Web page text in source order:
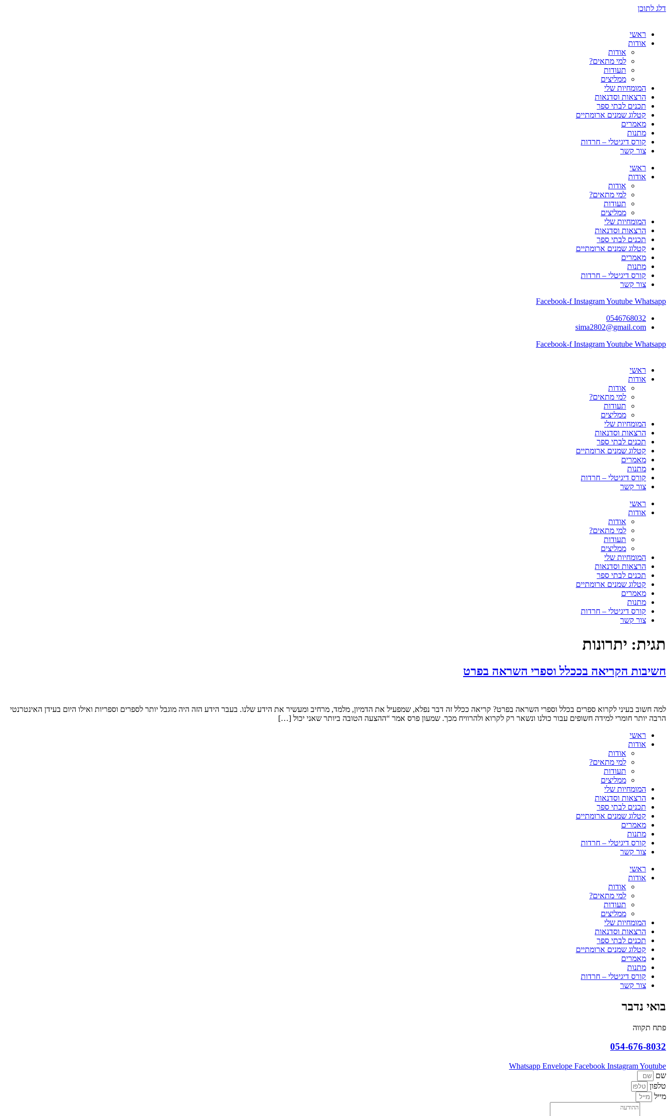
דלג לתוכן
ראשי
אודות
אודות
למי מתאים?
תעודות
ממליצים
המומחיות שלי
הרצאות וסדנאות
תכנים לבתי ספר
קטלוג שמנים ארומתיים
מאמרים
מתנות
קורס דיגיטלי – חרדות
צור קשר
ראשי
אודות
אודות
למי מתאים?
תעודות
ממליצים
המומחיות שלי
הרצאות וסדנאות
תכנים לבתי ספר
קטלוג שמנים ארומתיים
מאמרים
מתנות
קורס דיגיטלי – חרדות
צור קשר
Facebook-f InstagramYoutube Whatsapp
0546768032
sima2802@gmail.com
Facebook-f InstagramYoutube Whatsapp
ראשי
אודות
אודות
למי מתאים?
תעודות
ממליצים
המומחיות שלי
הרצאות וסדנאות
תכנים לבתי ספר
קטלוג שמנים ארומתיים
מאמרים
מתנות
קורס דיגיטלי – חרדות
צור קשר
ראשי
אודות
אודות
למי מתאים?
תעודות
ממליצים
המומחיות שלי
הרצאות וסדנאות
תכנים לבתי ספר
קטלוג שמנים ארומתיים
מאמרים
מתנות
קורס דיגיטלי – חרדות
צור קשר
תגית: יתרונות
חשיבות הקריאה בככלל וספרי השראה בפרט
למה חשוב בעיני לקרוא ספרים בכלל וספרי השראה בפרט? קריאה ככלל זה דבר נפלא, שמפעיל את הדמיון, מלמד, מרחיב ומעשיר את הידע שלנו. בעבר הידע הזה היה מוגבל יותר לספרים וספריות ואילו היום בעידן האינטרנטי
הרבה יותר חומרי למידה חשופים עבור כולנו ונשאר רק לקרוא ולהרוויח מכך. שמעון פרס אמר “ההצעה הטובה ביותר שאני יכול […]
ראשי
אודות
אודות
למי מתאים?
תעודות
ממליצים
המומחיות שלי
הרצאות וסדנאות
תכנים לבתי ספר
קטלוג שמנים ארומתיים
מאמרים
מתנות
קורס דיגיטלי – חרדות
צור קשר
ראשי
אודות
אודות
למי מתאים?
תעודות
ממליצים
המומחיות שלי
הרצאות וסדנאות
תכנים לבתי ספר
קטלוג שמנים ארומתיים
מאמרים
מתנות
קורס דיגיטלי – חרדות
צור קשר
בואי נדבר
פתח תקווה
054-676-8032
Whatsapp Envelope Facebook InstagramYoutube
שם
טלפון
מייל